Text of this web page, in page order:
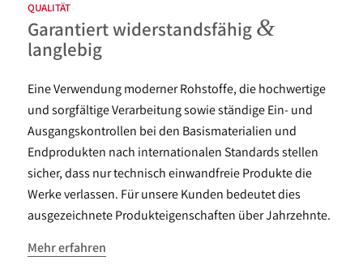
QUALITÄT
Garantiert widerstandsfähig &
langlebig
Eine Verwendung moderner Rohstoffe, die hochwertige
und sorgfältige Verarbeitung sowie ständige Ein- und
Ausgangskontrollen bei den Basismaterialien und
Endprodukten nach internationalen Standards stellen
sicher, dass nur technisch einwandfreie Produkte die
Werke verlassen. Für unsere Kunden bedeutet dies
ausgezeichnete Produkteigenschaften über Jahrzehnte.
Mehr erfahren